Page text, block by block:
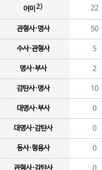
어미 2) 22
관형사·명사 50
수사·관형사 5
명사·부사 2
감탄사·명사 10
대명사·부사 0
대명사·감탄사 0
동사·형용사 0
관형사·감탄사 0